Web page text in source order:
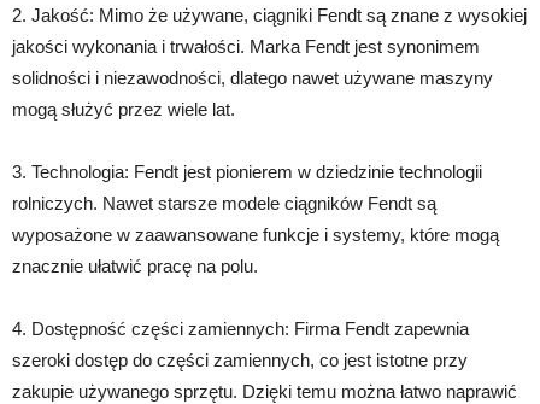
2. Jakość: Mimo że używane, ciągniki Fendt są znane z wysokiej
jakości wykonania i trwałości. Marka Fendt jest synonimem
solidności i niezawodności, dlatego nawet używane maszyny
mogą służyć przez wiele lat.
3. Technologia: Fendt jest pionierem w dziedzinie technologii
rolniczych. Nawet starsze modele ciągników Fendt są
wyposażone w zaawansowane funkcje i systemy, które mogą
znacznie ułatwić pracę na polu.
4. Dostępność części zamiennych: Firma Fendt zapewnia
szeroki dostęp do części zamiennych, co jest istotne przy
zakupie używanego sprzętu. Dzięki temu można łatwo naprawić